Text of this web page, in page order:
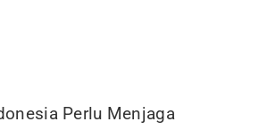
Perlu Menjaga